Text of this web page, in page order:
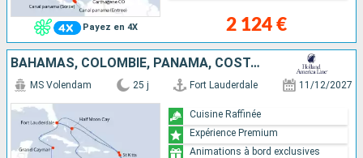
Payez en 4X 2 124 €
BAHAMAS, COLOMBIE, PANAMA, COSTA RICA, CAÏMANS (ÎLES), SAINT-MARTIN, MARTINIQUE, BARBADE, TRINITÉ-ET-TOBAGO, SAINTE-LUCIE, ANTIGUA-ET-BARBUDA, ÉTATS-UNIS
MS Volendam 25 j Fort Lauderdale 11/12/2027
Cuisine Raffinée
Expérience Premium
Animations à bord exclusives